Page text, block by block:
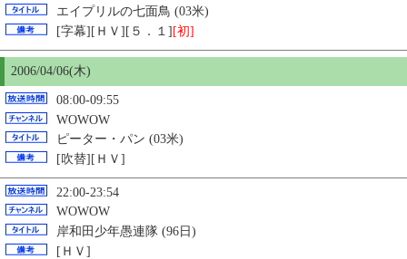
エイプリルの七面鳥 (03米)
[字幕][ＨＶ][５．１] [初]
2006/04/06(木)
08:00-09:55
WOWOW
ピーター・パン (03米)
[吹替][ＨＶ]
22:00-23:54
WOWOW
岸和田少年愚連隊 (96日)
[ＨＶ]